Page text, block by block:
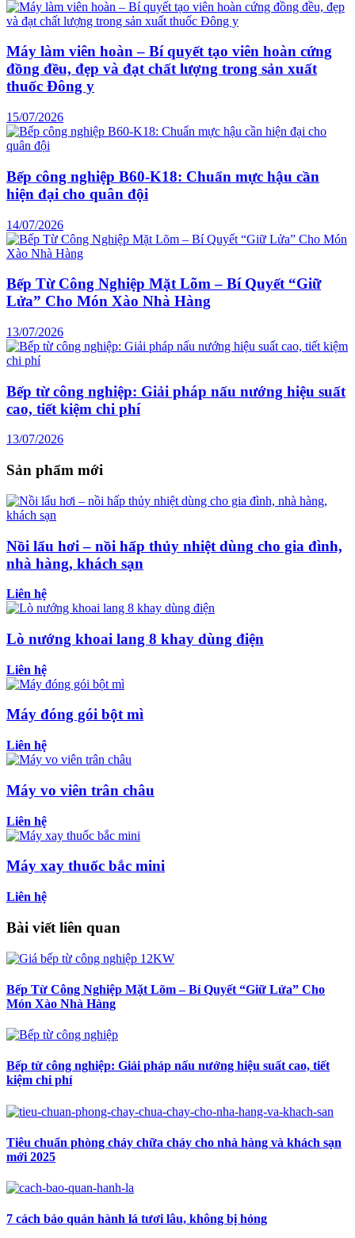
Máy làm viên hoàn – Bí quyết tạo viên hoàn cứng
đồng đều, đẹp và đạt chất lượng trong sản xuất
thuốc Đông y
15/07/2026
Bếp công nghiệp B60-K18: Chuẩn mực hậu cần
hiện đại cho quân đội
14/07/2026
Bếp Từ Công Nghiệp Mặt Lõm – Bí Quyết “Giữ
Lửa” Cho Món Xào Nhà Hàng
13/07/2026
Bếp từ công nghiệp: Giải pháp nấu nướng hiệu suất
cao, tiết kiệm chi phí
13/07/2026
Sản phẩm mới
Nồi lẩu hơi – nồi hấp thủy nhiệt dùng cho gia đình,
nhà hàng, khách sạn
Liên hệ
Lò nướng khoai lang 8 khay dùng điện
Liên hệ
Máy đóng gói bột mì
Liên hệ
Máy vo viên trân châu
Liên hệ
Máy xay thuốc bắc mini
Liên hệ
Bài viết liên quan
Bếp Từ Công Nghiệp Mặt Lõm – Bí Quyết “Giữ Lửa” Cho
Món Xào Nhà Hàng
Bếp từ công nghiệp: Giải pháp nấu nướng hiệu suất cao, tiết
kiệm chi phí
Tiêu chuẩn phòng cháy chữa cháy cho nhà hàng và khách sạn
mới 2025
7 cách bảo quản hành lá tươi lâu, không bị hỏng